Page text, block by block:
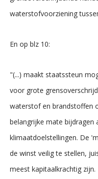
waterstofvoorziening
En op blz 10:
"(...) maakt staatssteun
voor grote
waterstof en brandstoffen
belangrijke mate bijdragen
klimaatdoelstellingen. De
de winst veilig te stellen,
meest kapitaalkrachtig